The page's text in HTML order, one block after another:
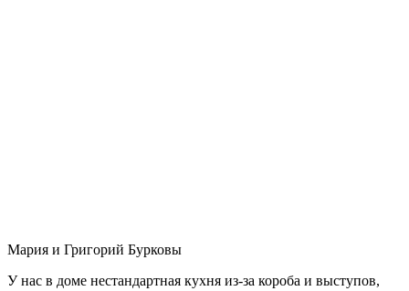
Мария и Григорий Бурковы
У нас в доме нестандартная кухня из-за короба и выступов,